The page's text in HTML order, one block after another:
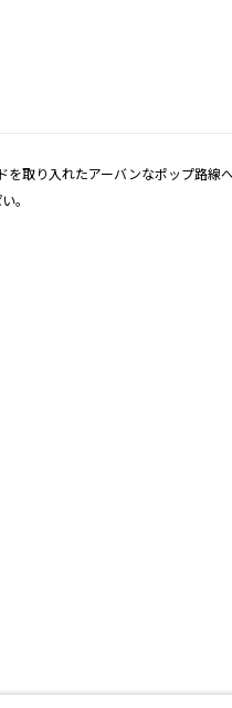
取り入れたアーバンなポップ路線
。